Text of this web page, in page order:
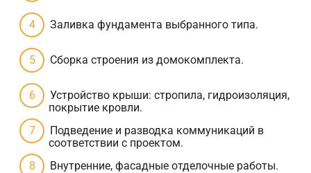
Заливка фундамента выбранного типа.
Сборка строения из домокомплекта.
Устройство крыши: стропила, гидроизоляция,
покрытие кровли.
Подведение и разводка коммуникаций в
соответствии с проектом.
Внутренние, фасадные отделочные работы.